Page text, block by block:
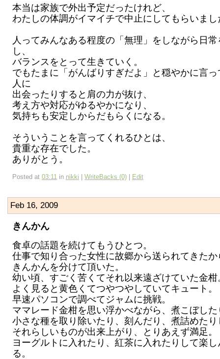
本当は家族で外出予定だったけれど、
わたしの体調がイマイチで中止にしてもらいまし
人ってみんなある程度の「無理」をしながら日
し、
バランスをとって生きていく。
でもたまに「がんばりすぎだよ」と穏やかに言
人に
出会ったりすると肩の力が抜け、
考え方や対応がゆるやかになり、
気持ちも安定しからだもらくになる。
そういうことを言ってくれるひとは、
貴重な存在でした。
ありがとう。
Posted at 03:11 in nikki WriteBacks (0) Edit
Feb 16, 2009
きんかん
食卓の話題を続けてもうひとつ。
仕事で知り合った女性に故郷から送られてきたか
きんかんを分けて頂いた。
幼い頃、すごく苦くてそれ以来遠ざけていた金柑
よく見ると黄色くてつやつやしていてキュート。
早速パソコンで調べてジャムに挑戦。
ママレード金柑を思い浮かべながら、煮こぼした
小さな種を取り除いたり、刻んだり、煮詰めた
それらしいものが出来上がり、とりあえず満足。
ヨーグルトに入れたり、紅茶に入れたりして楽
る。